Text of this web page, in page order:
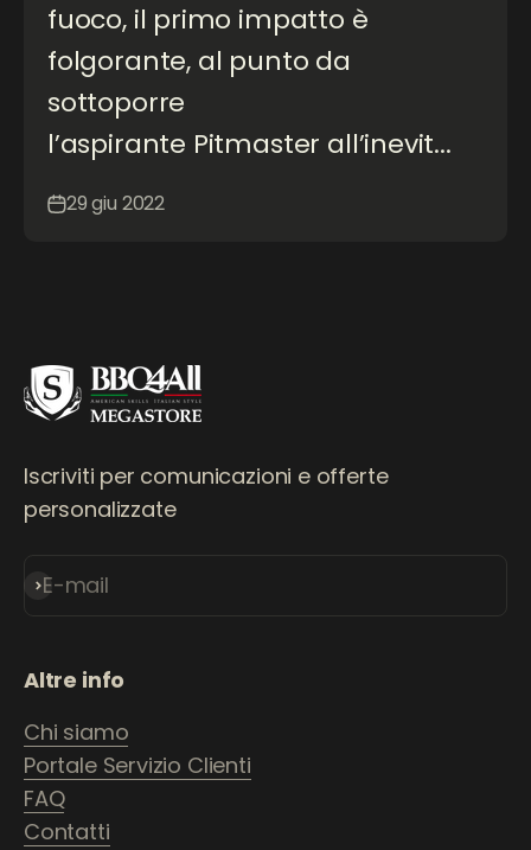
fuoco, il primo impatto è
folgorante, al punto da
sottoporre
l’aspirante Pitmaster all’inevit...
29 giu 2022
Iscriviti per comunicazioni e offerte
personalizzate
E-mail
Iscriviti alla newsletter
Altre info
Chi siamo
Portale Servizio Clienti
FAQ
Contatti